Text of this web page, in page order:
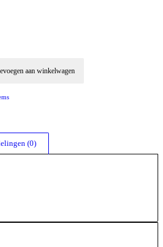
aan winkelwagen
(0)